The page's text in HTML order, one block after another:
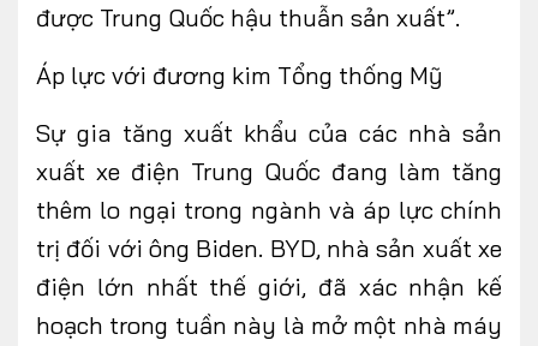
được Trung Quốc hậu thuẫn sản xuất”.
Áp lực với đương kim Tổng thống Mỹ
Sự gia tăng xuất khẩu của các nhà sản
xuất xe điện Trung Quốc đang làm tăng
thêm lo ngại trong ngành và áp lực chính
trị đối với ông Biden. BYD, nhà sản xuất xe
điện lớn nhất thế giới, đã xác nhận kế
hoạch trong tuần này là mở một nhà máy